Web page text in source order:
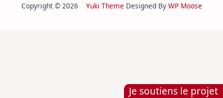
Je soutiens le projet
Copyright © 2026 Yuki Theme Designed By WP Moose